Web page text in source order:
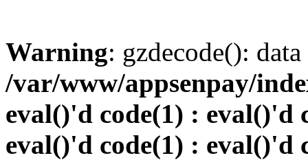
Warning: gzdecode():
/var/www/appsenpay/
eval()'d code(1) : eval()'d
eval()'d code(1) : eval()'d